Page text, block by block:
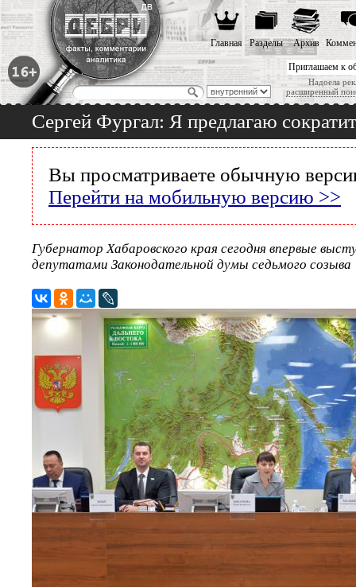
Приглашаем к
Надоела
расширенный
Главная Разделы Архив
Сергей Фургал: Я предлагаю
Вы просматриваете обычную
Перейти на мобильную версию >>
Губернатор Хабаровского края сегодня впервые
депутатами Законодательной думы седьмого созыва